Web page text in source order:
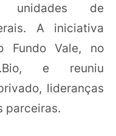
unidades de
A iniciativa
Fundo Vale, no
e reuniu
lideranças
parceiras.